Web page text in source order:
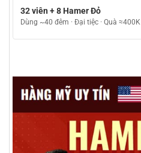
32 viên + 8 Hamer Đỏ
Dùng ~40 đêm · Đại tiệc · Quà ≈400K